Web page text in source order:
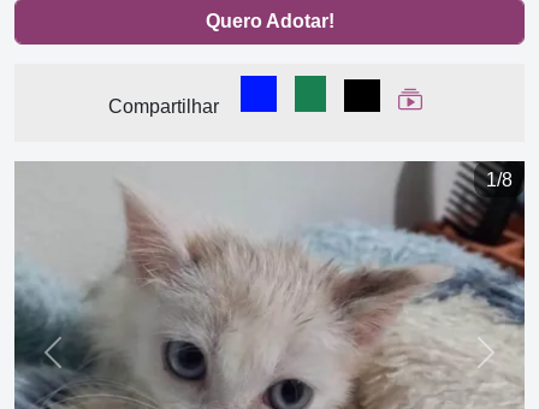
Quero Adotar!
Compartilhar
Compartilhar no Facebook
Compartilhar no
Compartilhar
Ver Web Story
1/8
Previous Next